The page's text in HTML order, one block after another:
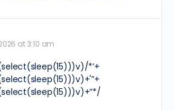
at 3:10 am
*’+